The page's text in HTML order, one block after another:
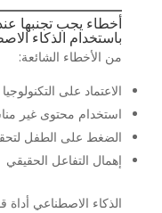
أخطاء يجب تجنبها عند
باستخدام الذكاء
من الأخطاء الشائعة:
الاعتماد على
استخدام محتوى غير
الضغط على الطفل
إهمال التفاعل الحقيقي
الذكاء الاصطناعي أداة